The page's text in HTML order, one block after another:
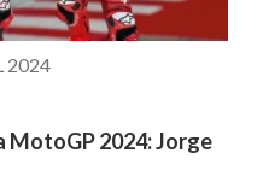
2024
MotoGP 2024: Jorge